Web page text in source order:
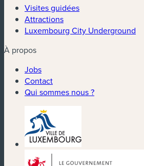
Visites guidées
Attractions
Luxembourg City Underground
À propos
Jobs
Contact
Qui sommes nous ?